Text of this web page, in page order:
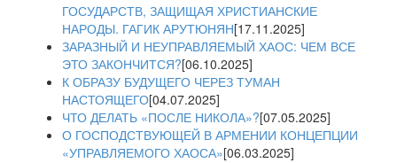
ГОСУДАРСТВ, ЗАЩИЩАЯ ХРИСТИАНСКИЕ
НАРОДЫ. ГАГИК АРУТЮНЯН[17.11.2025]
ЗАРАЗНЫЙ И НЕУПРАВЛЯЕМЫЙ ХАОС: ЧЕМ ВСЕ
ЭТО ЗАКОНЧИТСЯ?[06.10.2025]
К ОБРАЗУ БУДУЩЕГО ЧЕРЕЗ ТУМАН
НАСТОЯЩЕГО[04.07.2025]
ЧТО ДЕЛАТЬ «ПОСЛЕ НИКОЛА»?[07.05.2025]
О ГОСПОДСТВУЮЩЕЙ В АРМЕНИИ КОНЦЕПЦИИ
«УПРАВЛЯЕМОГО ХАОСА»[06.03.2025]